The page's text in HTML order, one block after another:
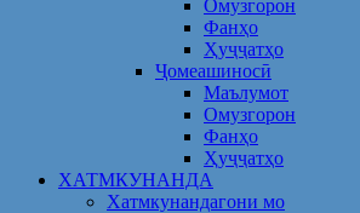
Омузгорон
Фанҳо
Ҳуҷҷатҳо
Ҷомеашиносӣ
Маълумот
Омузгорон
Фанҳо
Ҳуҷҷатҳо
ХАТМКУНАНДА
Хатмкунандагони мо